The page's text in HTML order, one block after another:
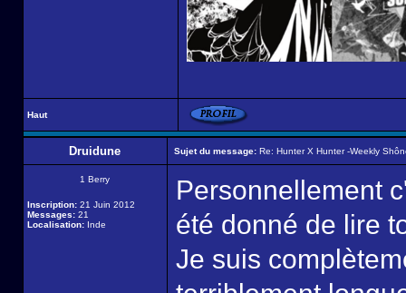
Haut
Druidune Sujet du message: Re: Hunter X Hunter -Weekly
1 Berry
Inscription: 21 Juin 2012
Messages: 21
Localisation: Inde
Personnellement
été donné de lire
Je suis